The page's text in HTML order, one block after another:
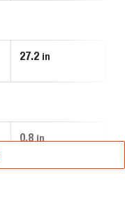
27.2 in
0.8 in